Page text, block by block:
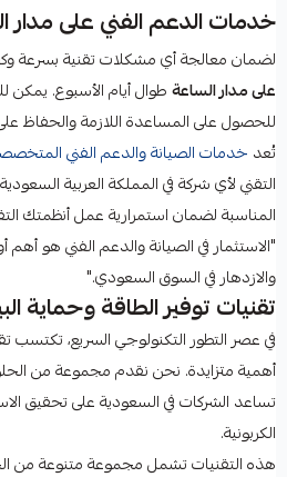
خدمات الدعم الفني على مدار
لضمان معالجة أي مشكلات تقنية بسرعة
على مدار الساعةطوال أيام الأسبوع. يمكن
للحصول على المساعدة اللازمة والحفاظ
تُعد خدمات الصيانة والدعم الفني
التقني لأي شركة في المملكة العربية
المناسبة لضمان استمرارية عمل أنظمتك
"الاستثمار في الصيانة والدعم الفني هو
والازدهار في السوق السعودي."
تقنيات توفير الطاقة وحماية
في عصر التطور التكنولوجي السريع، تكتسب
أهمية متزايدة. نحن نقدم مجموعة من
تساعد الشركات في السعودية على تحقيق
الكربونية.
هذه التقنيات تشمل مجموعة متنوعة من